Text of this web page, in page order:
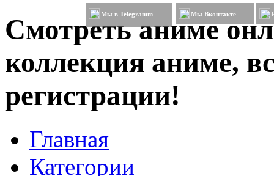
Смотреть аниме
коллекция аниме,
регистрации!
Мы в Telegramm Мы Вконтакте
Главная
Категории